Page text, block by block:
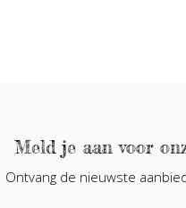
Meld je aan voor
Ontvang de nieuwste